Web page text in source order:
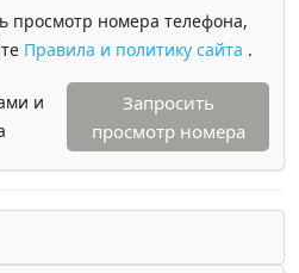
просмотр номера телефона,
Правила и политику сайта .
и
Запросить
просмотр номера